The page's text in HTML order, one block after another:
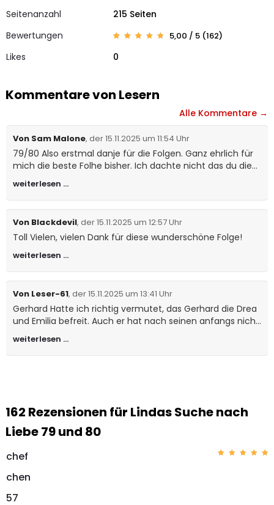
Seitenanzahl
215 Seiten
Bewertungen
4.99
ngen
5,00 / 5 (162)
Likes 0
Kommentare von Lesern
Alle Kommentare →
Von Sam Malone, der 15.11.2025 um 11:54 Uhr
79/80 Also erstmal danje für die Folgen. Ganz ehrlich für
mich die beste Folhe bisher. Ich dachte nicht das du die
Qualität steigern könntest aber du hast es getan.
Unglaublich wie schafst du es nur immer noch einen
drauf zu setzen? Jetzt freue ich mich auf die Dezember
nochmal danke.
weiterlesen …
Von Blackdevil, der 15.11.2025 um 12:57 Uhr
Toll Vielen, vielen Dank für diese wunderschöne Folge!
weiterlesen …
Von Leser-61, der 15.11.2025 um 13:41 Uhr
Gerhard Hatte ich richtig vermutet, das Gerhard die Drea
und Emilia befreit. Auch er hat nach seinen anfangs nicht
gerade glücklichen Leben eine Liebe verdient. Gut so.
Auch Genova hat sich hoffentlich eingekriegt. Interessant
wird es auf dem Dorf, dort kann Linda bei der Kirchweih
nächsten Teil. Viele Grüße an Rudi und sein Team Roland
weiterlesen …
162 Rezensionen für Lindas Suche nach
Liebe 79 und 80
chef
chen
57